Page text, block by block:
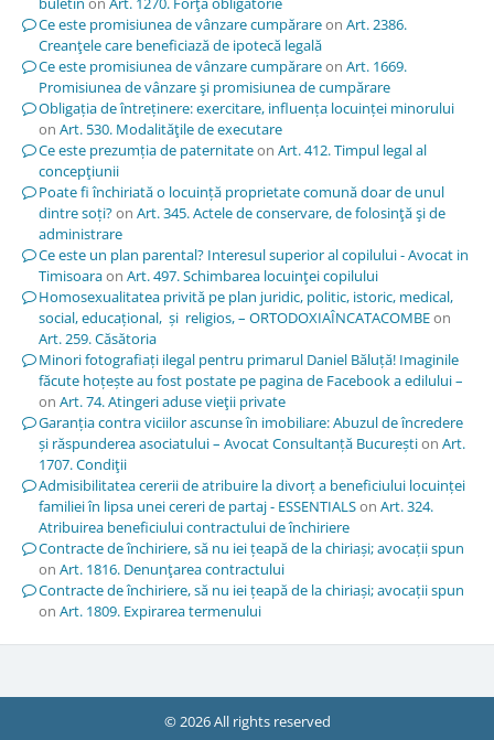
Ce este promisiunea de vânzare cumpărareon Art. 2386.
Creanţele care beneficiază de ipotecă legală
Ce este promisiunea de vânzare cumpărareon Art. 1669.
Promisiunea de vânzare şi promisiunea de cumpărare
Obligația de întreținere: exercitare, influența locuinței minorului
on Art. 530. Modalităţile de executare
Ce este prezumția de paternitateon Art. 412. Timpul legal al
concepţiunii
Poate fi închiriată o locuință proprietate comună doar de unul
dintre soți?on Art. 345. Actele de conservare, de folosinţă şi de
administrare
Ce este un plan parental? Interesul superior al copilului - Avocat in
Timisoaraon Art. 497. Schimbarea locuinţei copilului
Homosexualitatea privită pe plan juridic, politic, istoric, medical,
social, educațional, și religios, – ORTODOXIAÎNCATACOMBEon
Art. 259. Căsătoria
Minori fotografiați ilegal pentru primarul Daniel Băluță! Imaginile
făcute hoțește au fost postate pe pagina de Facebook a edilului –
on Art. 74. Atingeri aduse vieţii private
Garanția contra viciilor ascunse în imobiliare: Abuzul de încredere
și răspunderea asociatului – Avocat Consultanță Bucureștion Art.
1707. Condiţii
Admisibilitatea cererii de atribuire la divorț a beneficiului locuinței
familiei în lipsa unei cereri de partaj - ESSENTIALSon Art. 324.
Atribuirea beneficiului contractului de închiriere
Contracte de închiriere, să nu iei țeapă de la chiriași; avocații spun
on Art. 1816. Denunţarea contractului
Contracte de închiriere, să nu iei țeapă de la chiriași; avocații spun
on Art. 1809. Expirarea termenului
© 2026 All rights reserved